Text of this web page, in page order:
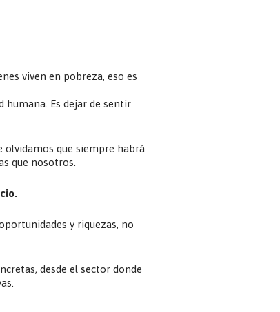
viven en pobreza, eso es
humana. Es dejar de sentir
olvidamos que siempre habrá
que nosotros.
y riquezas, no
desde el sector donde